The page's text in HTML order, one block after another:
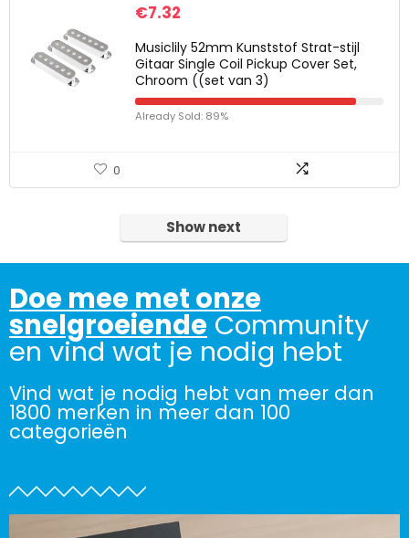
€7.32
Musiclily 52mm Kunststof Strat-stijl
Gitaar Single Coil Pickup Cover Set,
Chroom ((set van 3)
Already Sold: 89%
0
Show next
Doe mee met onze
snelgroeiende Community
en vind wat je nodig hebt
Vind wat je nodig hebt van meer dan
1800 merken in meer dan 100
categorieën